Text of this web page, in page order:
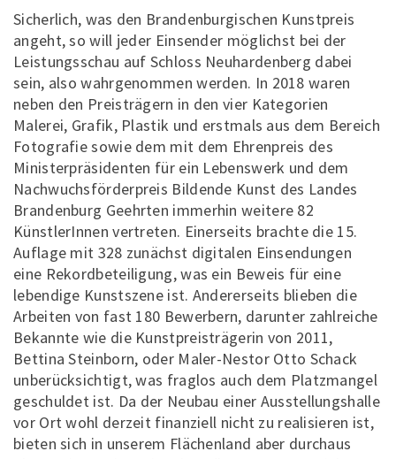
Sicherlich, was den Brandenburgischen Kunstpreis
angeht, so will jeder Einsender möglichst bei der
Leistungsschau auf Schloss Neuhardenberg dabei
sein, also wahrgenommen werden. In 2018 waren
neben den Preisträgern in den vier Kategorien
Malerei, Grafik, Plastik und erstmals aus dem Bereich
Fotografie sowie dem mit dem Ehrenpreis des
Ministerpräsidenten für ein Lebenswerk und dem
Nachwuchsförderpreis Bildende Kunst des Landes
Brandenburg Geehrten immerhin weitere 82
KünstlerInnen vertreten. Einerseits brachte die 15.
Auflage mit 328 zunächst digitalen Einsendungen
eine Rekordbeteiligung, was ein Beweis für eine
lebendige Kunstszene ist. Andererseits blieben die
Arbeiten von fast 180 Bewerbern, darunter zahlreiche
Bekannte wie die Kunstpreisträgerin von 2011,
Bettina Steinborn, oder Maler-Nestor Otto Schack
unberücksichtigt, was fraglos auch dem Platzmangel
geschuldet ist. Da der Neubau einer Ausstellungshalle
vor Ort wohl derzeit finanziell nicht zu realisieren ist,
bieten sich in unserem Flächenland aber durchaus